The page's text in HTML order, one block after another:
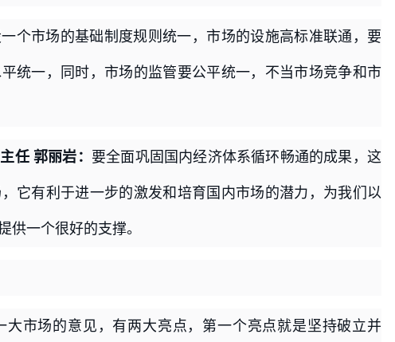
个市场的基础制度规则统一，市场的设施高标准联通，要
统一，同时，市场的监管要公平统一，不当市场竞争和市
任 郭丽岩： 要全面巩固国内经济体系循环畅通的成果，这
它有利于进一步的激发和培育国内市场的潜力，为我们以
供一个很好的支撑。
市场的意见，有两大亮点，第一个亮点就是坚持破立并